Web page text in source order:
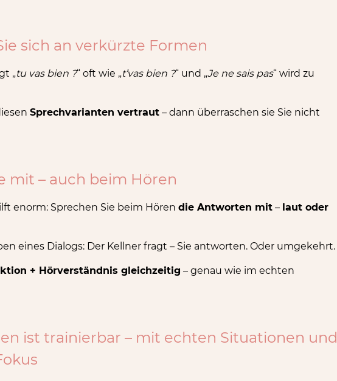
sich an verkürzte Formen
„tu vas bien ?“ oft wie „t’vas bien ?“ und „Je ne sais pas“ wird zu
Sprechvarianten vertraut – dann überraschen sie Sie nicht
mit – auch beim Hören
enorm: Sprechen Sie beim Hören die Antworten mit – laut oder
eines Dialogs: Der Kellner fragt – Sie antworten. Oder umgekehrt.
+ Hörverständnis gleichzeitig – genau wie im echten
ist trainierbar – mit echten Situationen und